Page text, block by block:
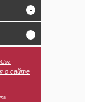
+
+
о сайте